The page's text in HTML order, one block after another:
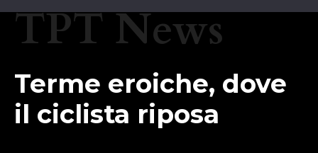
TPT News
Terme eroiche, dove
il ciclista riposa